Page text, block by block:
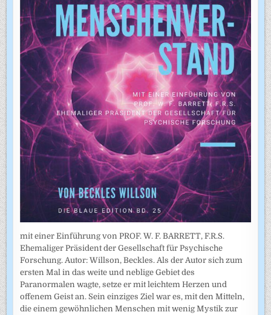
mit einer Einführung von PROF. W. F. BARRETT, F.R.S.
Ehemaliger Präsident der Gesellschaft für Psychische
Forschung. Autor: Willson, Beckles. Als der Autor sich zum
ersten Mal in das weite und neblige Gebiet des
Paranormalen wagte, setze er mit leichtem Herzen und
offenem Geist an. Sein einziges Ziel war es, mit den Mitteln,
die einem gewöhnlichen Menschen mit wenig Mystik zur